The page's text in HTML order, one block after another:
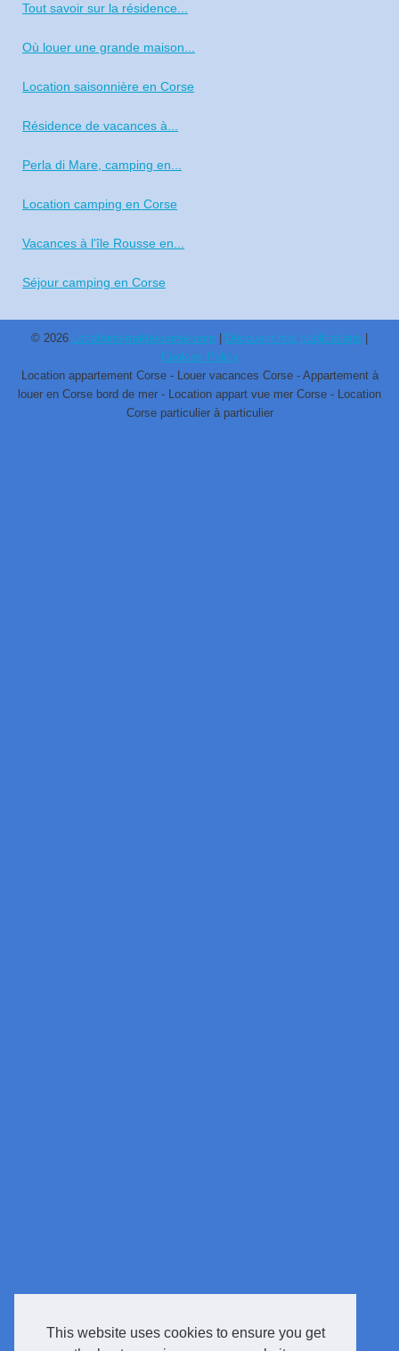
This website uses cookies to ensure you get
Tout savoir sur la résidence...
Où louer une grande maison...
Location saisonnière en Corse
Résidence de vacances à...
Perla di Mare, camping en...
Location camping en Corse
Vacances à l'île Rousse en...
Séjour camping en Corse
© 2026 Locations-mattei-corse.com Découvrir nos publications
Cookies Policy
Location appartement Corse - Louer vacances Corse - Appartement à
louer en Corse bord de mer - Location appart vue mer Corse - Location
Corse particulier à particulier